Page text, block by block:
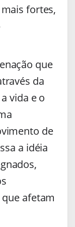
fortes,
que
da
vida e o
de
a idéia
afetam